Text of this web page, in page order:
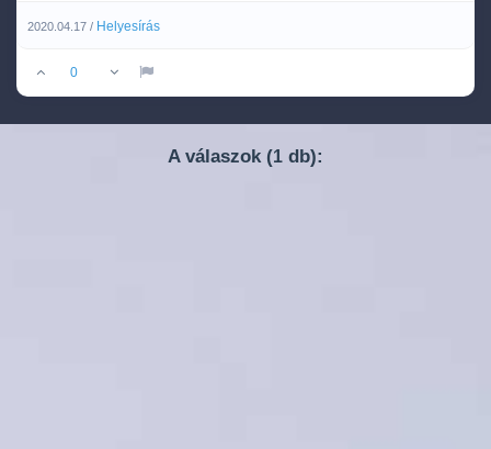
2020.04.17 / Helyesírás
0
A válaszok (1 db):